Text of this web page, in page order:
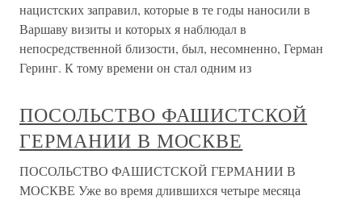
нацистских заправил, которые в те годы наносили в
Варшаву визиты и которых я наблюдал в
непосредственной близости, был, несомненно, Герман
Геринг. К тому времени он стал одним из
ПОСОЛЬСТВО ФАШИСТСКОЙ
ГЕРМАНИИ В МОСКВЕ
ПОСОЛЬСТВО ФАШИСТСКОЙ ГЕРМАНИИ В
МОСКВЕ Уже во время длившихся четыре месяца